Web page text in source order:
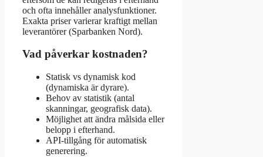
och ofta innehåller analysfunktioner.
Exakta priser varierar kraftigt mellan
leverantörer (Sparbanken Nord).
Vad påverkar kostnaden?
Statisk vs dynamisk kod
(dynamiska är dyrare).
Behov av statistik (antal
skanningar, geografisk data).
Möjlighet att ändra målsida eller
belopp i efterhand.
API-tillgång för automatisk
generering.